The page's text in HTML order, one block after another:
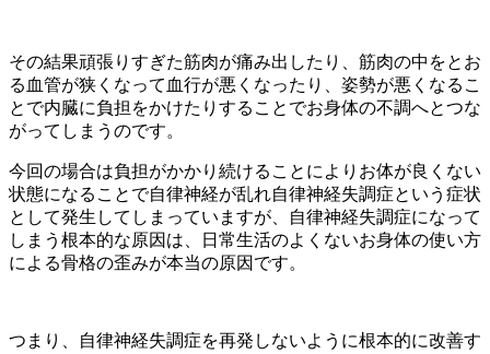
その結果頑張りすぎた筋肉が痛み出したり、筋肉の中をとお
る血管が狭くなって血行が悪くなったり、姿勢が悪くなるこ
とで内臓に負担をかけたりすることでお身体の不調へとつな
がってしまうのです。
今回の場合は負担がかかり続けることによりお体が良くない
状態になることで自律神経が乱れ自律神経失調症という症状
として発生してしまっていますが、自律神経失調症になって
しまう根本的な原因は、日常生活のよくないお身体の使い方
による骨格の歪みが本当の原因です。
つまり、自律神経失調症を再発しないように根本的に改善す